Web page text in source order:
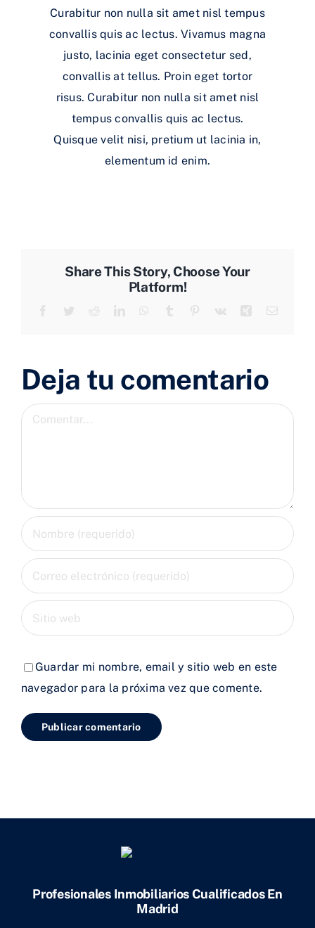
Curabitur non nulla sit amet nisl tempus
convallis quis ac lectus. Vivamus magna
justo, lacinia eget consectetur sed,
convallis at tellus. Proin eget tortor
risus. Curabitur non nulla sit amet nisl
tempus convallis quis ac lectus.
Quisque velit nisi, pretium ut lacinia in,
elementum id enim.
Share This Story, Choose Your
Platform!
Deja tu comentario
Comentar
Guardar mi nombre, email y sitio web en este
navegador para la próxima vez que comente.
Profesionales Inmobiliarios Cualificados En
Madrid